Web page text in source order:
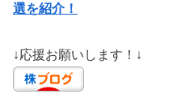
選を紹介！
↓応援お願いします！↓